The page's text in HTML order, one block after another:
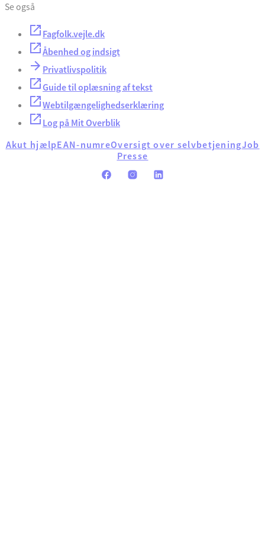
Se også
Fagfolk.vejle.dk
Åbenhed og indsigt
Privatlivspolitik
Guide til oplæsning af tekst
Webtilgængelighedserklæring
Log på Mit Overblik
Akut hjælpEAN-numreOversigt over selvbetjeningJob
Presse